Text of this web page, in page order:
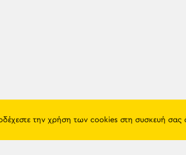
την χρήση των cookies στη συσκευή σας